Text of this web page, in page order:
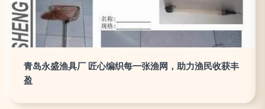
青岛永盛渔具厂 匠心编织每一张渔网，助力渔民收获丰
盈